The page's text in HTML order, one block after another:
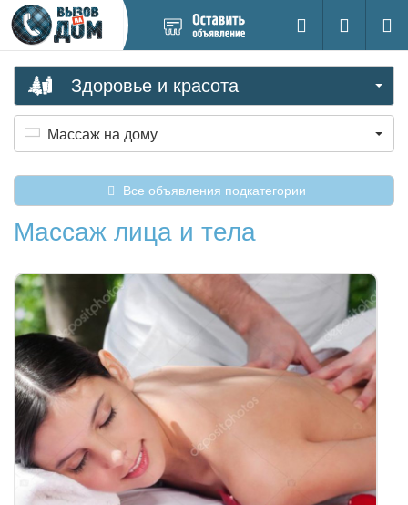
новое
Поиск
Вход на
Здоровье и красота
Массаж на дому
Все объявления подкатегории
Массаж лица и тела